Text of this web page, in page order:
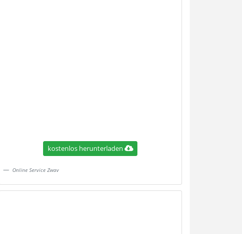
kostenlos herunterladen
Online Service Zwav